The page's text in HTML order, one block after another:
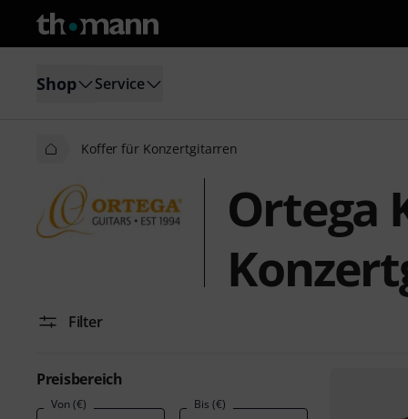
Shop Service
Koffer für Konzertgitarren
Ortega
Filter
Preisbereich
Von (€) Bis (€)